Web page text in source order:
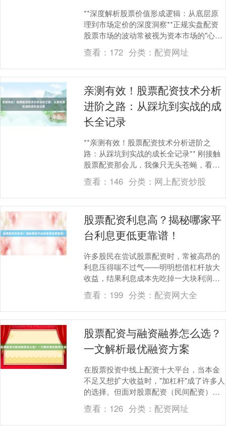
**深度解析股票价值形成逻辑：从底层原
理到市场定价的深度洞察**正规实盘配资
股票市场的波动常被视为资本市场的"心
跳"，但在这看似混沌的表象之下，隐藏着
一套精密....
查看： 172 分类： 配资网址
亲测有效！股票配资技术分析
进阶之路：从踩坑到实战的成
长全记录
**亲测有效！股票配资技术分析进阶之
路：从踩坑到实战的成长全记录** 刚接触
股票配资那会儿，我像只无头苍蝇，看着K
线图上上下下，心里既兴奋又忐忑。配
资，简单来说....
查看： 146 分类： 网上配资炒股
股票配资利息高？揭秘哪家平
台利息更低更靠谱！
许多股民在尝试股票配资时，常被高昂的
利息压得喘不过气——明明想借杠杆放大
收益，结果利息成本先吃掉一大块利润，
甚至可能因利息过高导致亏损。更让人头
疼的是，市场上配....
查看： 199 分类： 配资网大全
股票配资与融资融券怎么选？
一文解析最优融资方案
在股票投资中线上配资十大平台，当本金
不足又想扩大收益时，"加杠杆"成了许多人
的选择。但面对股票配资（民间配资）和
融资融券（券商正规渠道）两种方式，新
手往往陷入纠....
查看： 126 分类： 配资网址